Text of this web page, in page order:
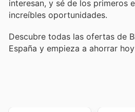
interesan, y sé de los primeros
increíbles oportunidades.
Descubre todas las ofertas de
España y empieza a ahorrar